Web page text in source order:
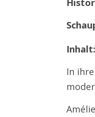
Inhalt:
In